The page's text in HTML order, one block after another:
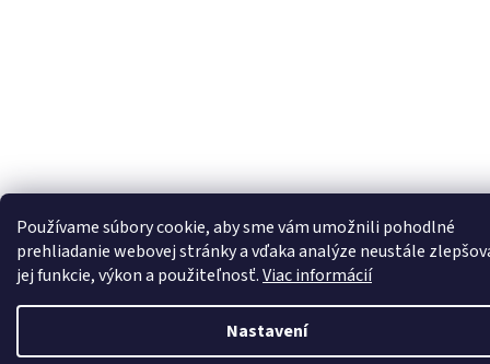
Používame súbory cookie, aby sme vám umožnili pohodlné
prehliadanie webovej stránky a vďaka analýze neustále
jej funkcie, výkon a použiteľnosť.Viac informácií
Nastavení